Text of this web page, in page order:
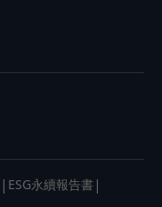
| ESG永續報告書 |